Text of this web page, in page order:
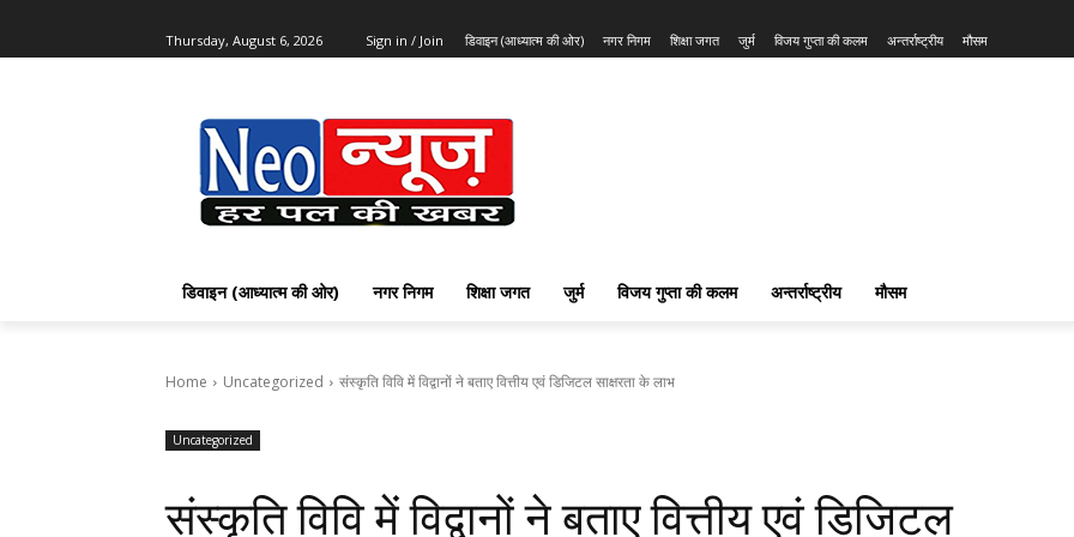
Thursday, August 6, 2026 Sign in / Join डिवाइन (आध्यात्म की ओर) नगर निगम शिक्षा जगत जुर्म विजय गुप्ता की कलम अन्तर्राष्ट्रीय मौसम
डिवाइन (आध्यात्म की ओर) नगर निगम शिक्षा जगत जुर्म विजय गुप्ता की कलम अन्तर्राष्ट्रीय मौसम
Home Uncategorized संस्कृति विवि में विद्वानों ने बताए वित्तीय एवं डिजिटल साक्षरता के लाभ
Uncategorized
संस्कृति विवि में विद्वानों ने बताए वित्तीय एवं डिजिटल